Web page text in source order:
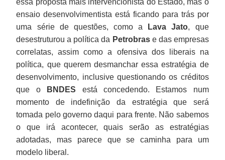
ensaio desenvolvimentista está ficando para trás por
uma série de questões, como a
Lava Jato, que
desestruturou a política da Petrobrase das empresas
correlatas, assim como a ofensiva dos liberais na
política, que querem desmanchar essa estratégia de
desenvolvimento, inclusive questionando os créditos
que o
BNDES está concedendo. Estamos num
momento de indefinição da estratégia que será
tomada pelo governo daqui para frente. Não sabemos
o que irá acontecer, quais serão as estratégias
adotadas, mas parece que se caminha para um
modelo liberal.